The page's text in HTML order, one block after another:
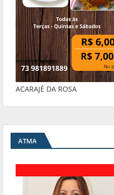
ACARAJÉ DA ROSA
ATMA